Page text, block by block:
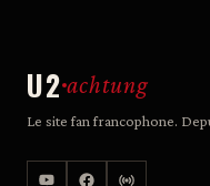
U2 achtung
Le site fan francophone.